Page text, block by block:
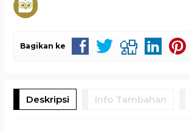
Bagikan ke
Deskripsi Info Tambahan